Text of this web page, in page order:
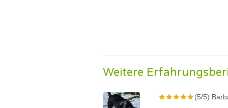
Weitere
(5/5)